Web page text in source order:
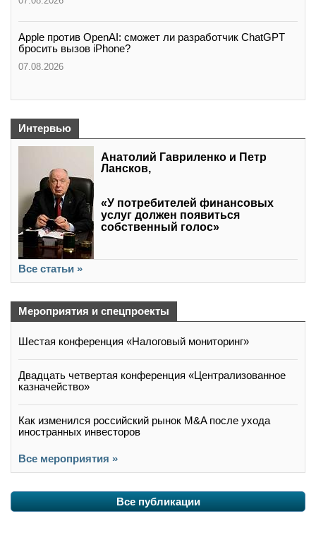
Apple против OpenAI: сможет ли разработчик ChatGPT
бросить вызов iPhone?
07.08.2026
Интервью
Анатолий Гавриленко и Петр
Лансков,
«У потребителей финансовых
услуг должен появиться
собственный голос»
Все статьи »
Мероприятия и спецпроекты
Шестая конференция «Налоговый мониторинг»
Двадцать четвертая конференция «Централизованное
казначейство»
Как изменился российский рынок M&A после ухода
иностранных инвесторов
Все мероприятия »
Все публикации